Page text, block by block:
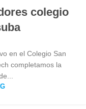
colegio
en el Colegio San
completamos la